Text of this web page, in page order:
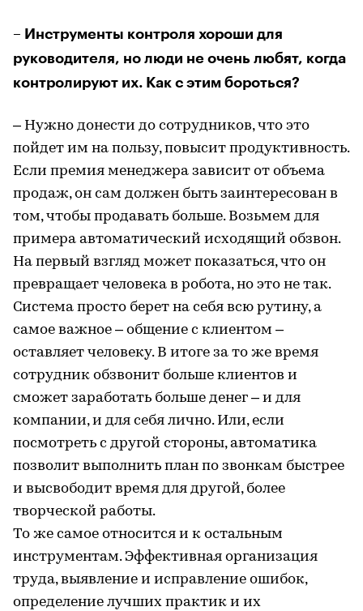
– Инструменты контроля хороши для
руководителя, но люди не очень любят, когда
контролируют их. Как с этим бороться?
– Нужно донести до сотрудников, что это
пойдет им на пользу, повысит продуктивность.
Если премия менеджера зависит от объема
продаж, он сам должен быть заинтересован в
том, чтобы продавать больше. Возьмем для
примера автоматический исходящий обзвон.
На первый взгляд может показаться, что он
превращает человека в робота, но это не так.
Система просто берет на себя всю рутину, а
самое важное – общение с клиентом –
оставляет человеку. В итоге за то же время
сотрудник обзвонит больше клиентов и
сможет заработать больше денег – и для
компании, и для себя лично. Или, если
посмотреть с другой стороны, автоматика
позволит выполнить план по звонкам быстрее
и высвободит время для другой, более
творческой работы.
То же самое относится и к остальным
инструментам. Эффективная организация
труда, выявление и исправление ошибок,
определение лучших практик и их